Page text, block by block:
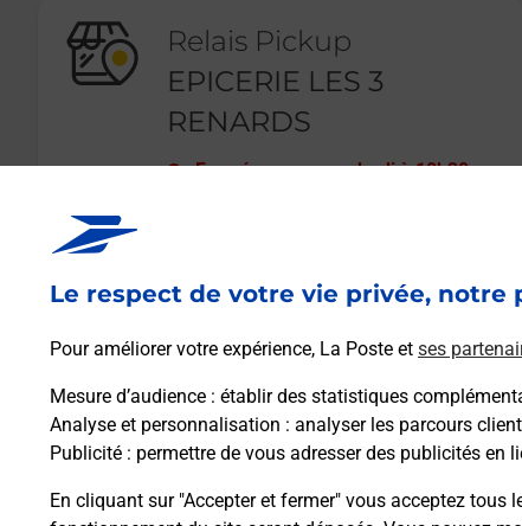
Le respect de votre vie privée, notre
Pour améliorer votre expérience, La Poste et ses
Mesure d’audience : établir des statistiques
Analyse et personnalisation : analyser les parcours
Publicité : permettre de vous adresser des publicités en
En cliquant sur "Accepter et fermer" vous acceptez tous
Relais Pickup
EPICERIE LES 3
RENARDS
Fermé-ouvre vendredi à 10h30
En savoir plus